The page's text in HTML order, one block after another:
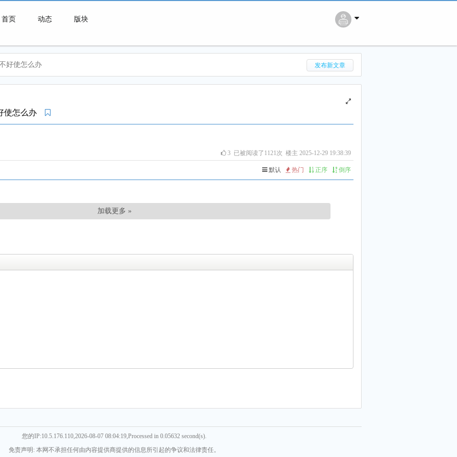
首页 动态 版块
搜 索
好使怎么办 发布新文章
使怎么办
3 已被阅读了1121次 楼主 2025-12-29 19:38:39
默认 热门 正序 倒序
加载更多 »
您的IP:10.5.176.110,2026-08-07 08:04:19,Processed in 0.05632 second(s).
免责声明: 本网不承担任何由内容提供商提供的信息所引起的争议和法律责任。